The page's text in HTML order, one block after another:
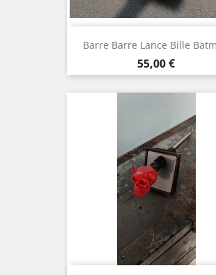
Barre Barre Lance Bille
Prix
55,00 €